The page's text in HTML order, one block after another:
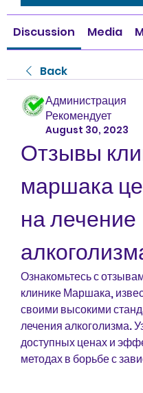
Discussion Media
Back
Администрация
Рекомендует
August 30, 2023
Отзывы
маршака
на лечение
Ознакомьтесь с
клинике Маршака,
своими высокими
лечения алкоголизма.
доступных ценах и
методах в борьбе с